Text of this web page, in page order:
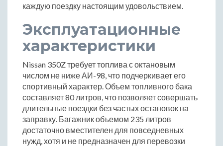
каждую поездку настоящим удовольствием.
Эксплуатационные
характеристики
Nissan 350Z требует топлива с октановым
числом не ниже АИ-98, что подчеркивает его
спортивный характер. Объем топливного бака
составляет 80 литров, что позволяет совершать
длительные поездки без частых остановок на
заправку. Багажник объемом 235 литров
достаточно вместителен для повседневных
нужд, хотя и не предназначен для перевозки